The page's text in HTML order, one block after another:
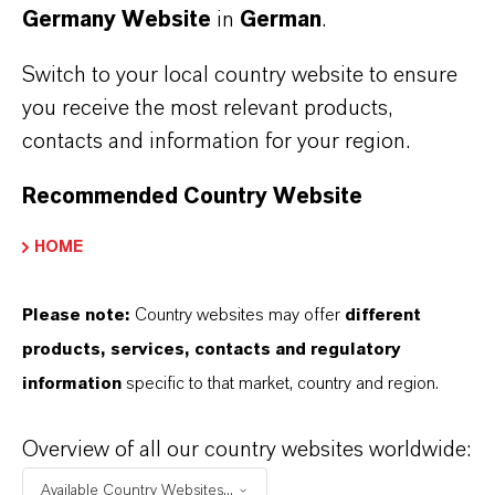
LANXESS RHEIN CHEMIE:
MASSGESCHNEIDERTE
COMPOUNDS &
VERARBEITUNGSHILFSMITT
LANXESS bietet individuelle und innovative
Produktlösungen für die Kautschukindustrie.
Dazu gehören Kautschukchemikalien,
Verarbeitungshilfsmittel. Mit unseren Lösungen
entstehen leistungsfähige Gummiprodukte wie
Germany Website in German.
Switch to your local country website to ensure
you receive the most relevant products,
contacts and information for your region.
Recommended Country Website
HOME
Please note: Country websites may offer different
products, services, contacts and regulatory
information specific to that market, country and region.
Overview of all our country websites worldwide:
Available Country Websites...